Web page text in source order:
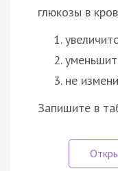
глюкозы в
не
Запишите в